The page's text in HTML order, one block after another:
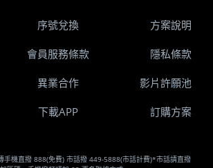
手機直撥 888(免費) 市話撥 449-5888(市話計費)*市話請直撥
序號兌換 方案說明
會員服務條款 隱私條款
異業合作 影片許願池
下載APP 訂購方案